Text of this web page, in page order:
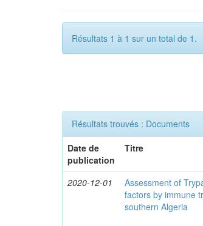
Résultats 1 à 1 sur un total de 1.
Résultats trouvés : Documents
Date de
publication
Titre
2020-12-01
Assessment of
factors by immune
southern Algeria